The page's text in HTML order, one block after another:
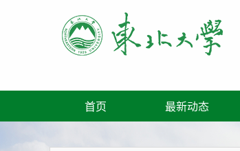
首页 最新动态